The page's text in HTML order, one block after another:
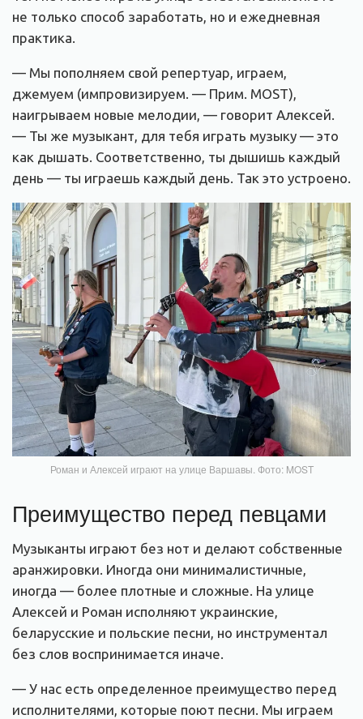
не только способ заработать, но и ежедневная
практика.
— Мы пополняем свой репертуар, играем,
джемуем (импровизируем. — Прим. MOST),
наигрываем новые мелодии, — говорит Алексей.
— Ты же музыкант, для тебя играть музыку — это
как дышать. Соответственно, ты дышишь каждый
день — ты играешь каждый день. Так это устроено.
Роман и Алексей играют на улице Варшавы. Фото: MOST
Преимущество перед певцами
Музыканты играют без нот и делают собственные
аранжировки. Иногда они минималистичные,
иногда — более плотные и сложные. На улице
Алексей и Роман исполняют украинские,
беларусские и польские песни, но инструментал
без слов воспринимается иначе.
— У нас есть определенное преимущество перед
исполнителями, которые поют песни. Мы играем